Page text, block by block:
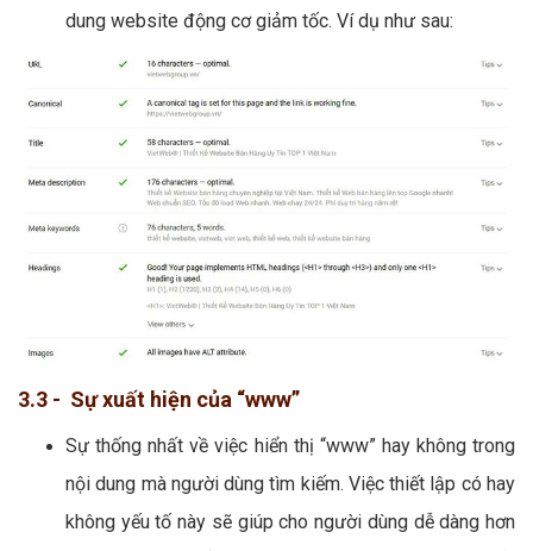
dung website động cơ giảm tốc. Ví dụ như sau:
3.3 - Sự xuất hiện của “www”
Sự thống nhất về việc hiển thị “www” hay không trong
nội dung mà người dùng tìm kiếm. Việc thiết lập có hay
không yếu tố này sẽ giúp cho người dùng dễ dàng hơn